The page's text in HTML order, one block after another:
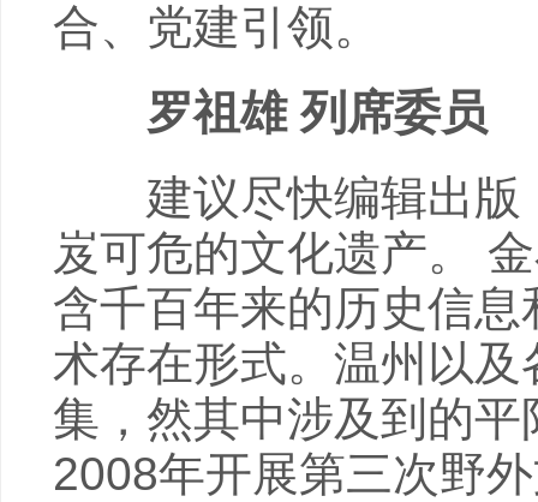
合、党建引领。
罗祖雄 列席委员
建议尽快编辑出版
岌可危的文化遗产。
含千百年来的历史信
术存在形式。温州以
集，然其中涉及到的
2008年开展第三次野